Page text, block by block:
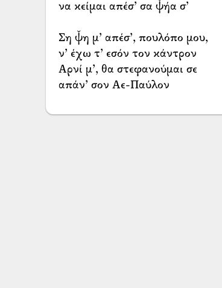
να κείμαι απέσ’ σα ψ̌ήα σ’
Ση ψ̌η μ’ απέσ’, πουλόπο μου,
ν’ έχω τ’ εσόν τον κάντρον
Αρνί μ’, θα στεφανούμαι σε
απάν’ σον Αε-Παύλον